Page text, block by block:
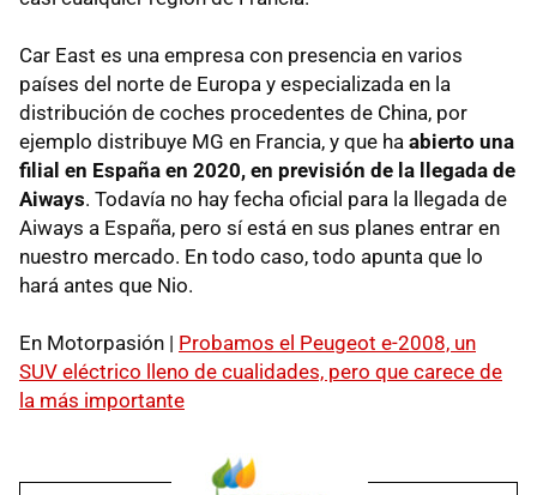
Car East es una empresa con presencia en varios
países del norte de Europa y especializada en la
distribución de coches procedentes de China, por
ejemplo distribuye MG en Francia, y que ha abierto una
filial en España en 2020, en previsión de la llegada de
Aiways. Todavía no hay fecha oficial para la llegada de
Aiways a España, pero sí está en sus planes entrar en
nuestro mercado. En todo caso, todo apunta que lo
hará antes que Nio.
En Motorpasión | Probamos el Peugeot e-2008, un
SUV eléctrico lleno de cualidades, pero que carece de
la más importante